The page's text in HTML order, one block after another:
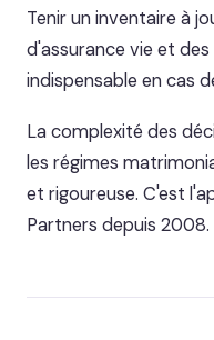
Tenir un inventaire à
d'assurance vie et
indispensable en cas
La complexité des
les régimes
et rigoureuse. C'est
Partners depuis 2008.